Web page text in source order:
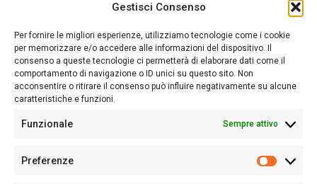
Gestisci Consenso
Per fornire le migliori esperienze, utilizziamo tecnologie come i cookie
per memorizzare e/o accedere alle informazioni del dispositivo. Il
consenso a queste tecnologie ci permetterà di elaborare dati come il
comportamento di navigazione o ID unici su questo sito. Non
acconsentire o ritirare il consenso può influire negativamente su alcune
caratteristiche e funzioni.
Funzionale Sempre attivo
Preferenze
Sardegna Ieri-Oggi-Domani nasce per informare “liberamente” i
lettori su quanto accade in Sardegna, con un occhio rivolto al
nostro passato e, soprattutto, al nostro futuro
Follow Us
Sede:Via Cristoforo Colombo 09013 Carbonia